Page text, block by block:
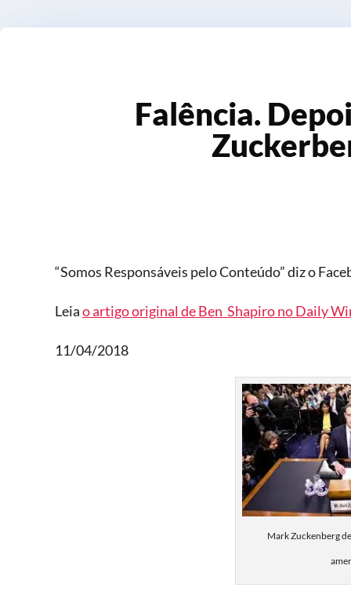
Falência.
“Somos Responsáveis pelo Conteúdo” diz o
Leiao artigo original de Ben Shapiro no Daily
11/04/2018
Mark Zuckenberg